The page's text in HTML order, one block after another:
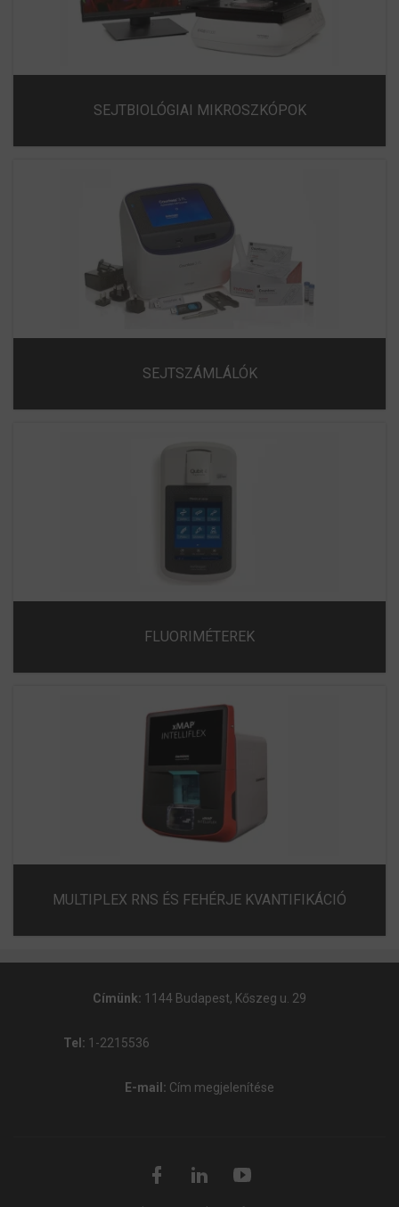
SEJTBIOLÓGIAI MIKROSZKÓPOK
SEJTSZÁMLÁLÓK
FLUORIMÉTEREK
MULTIPLEX RNS ÉS FEHÉRJE KVANTIFIKÁCIÓ
Címünk: 1144 Budapest, Kőszeg u. 29
Tel: 1-2215536
E-mail: Cím megjelenítése